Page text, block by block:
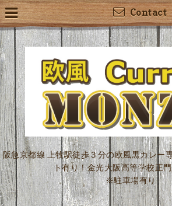
Contact
阪急京都線 上牧駅徒歩３分の欧風黒カレー
ト有り！金光大阪高等学校正
※駐車場有り